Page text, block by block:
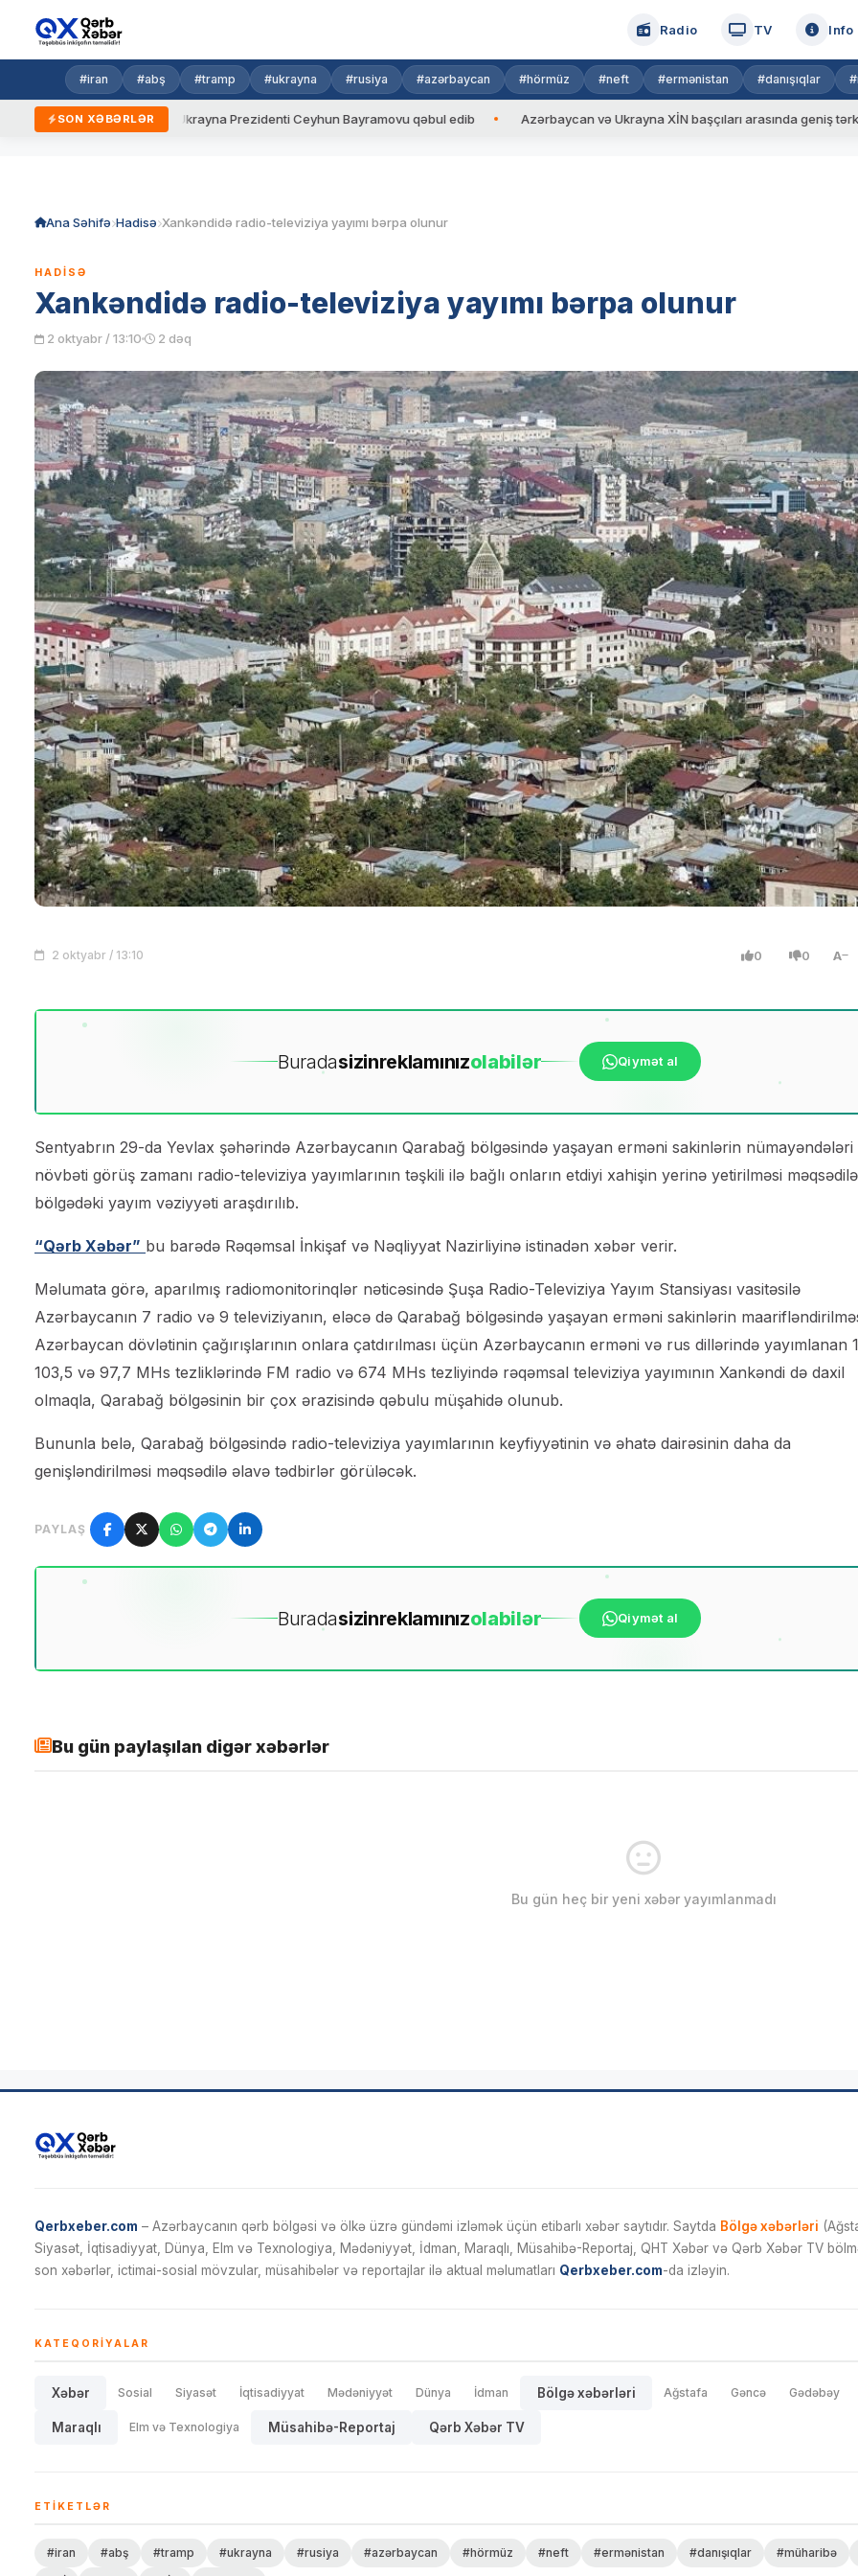
Radio TV Info
#iran #abş #tramp #ukrayna #rusiya #azərbaycan #hörmüz #neft #ermənistan #danışıqlar
SON XƏBƏRLƏR
yeni qaydalar Ukrayna Prezidenti Ceyhun Bayramovu qəbul edib Azərbaycan və Ukrayna XİN başçıları arasında geniş tərkibdə
Ana Səhifə Hadisə Xankəndidə radio-televiziya yayımı bərpa olunur
HADISƏ
Xankəndidə radio-televiziya yayımı bərpa olunur
2 oktyabr / 13:10 2 dəq
2 oktyabr / 13:10 0 0 A
Buradasizinreklamınızolabilər Qiymət al
Sentyabrın 29-da Yevlax şəhərində Azərbaycanın Qarabağ bölgəsində yaşayan erməni sakinlərin nümayəndələri
növbəti görüş zamanı radio-televiziya yayımlarının təşkili ilə bağlı onların etdiyi xahişin yerinə yetirilməsi məqsədilə
bölgədəki yayım vəziyyəti araşdırılıb.
“Qərb Xəbər” bu barədə Rəqəmsal İnkişaf və Nəqliyyat Nazirliyinə istinadən xəbər verir.
Məlumata görə, aparılmış radiomonitorinqlər nəticəsində Şuşa Radio-Televiziya Yayım Stansiyası vasitəsilə
Azərbaycanın 7 radio və 9 televiziyanın, eləcə də Qarabağ bölgəsində yaşayan erməni sakinlərin
Azərbaycan dövlətinin çağırışlarının onlara çatdırılması üçün Azərbaycanın erməni və rus dillərində yayımlanan
103,5 və 97,7 MHs tezliklərində FM radio və 674 MHs tezliyində rəqəmsal televiziya yayımının Xankəndi də daxil
olmaqla, Qarabağ bölgəsinin bir çox ərazisində qəbulu müşahidə olunub.
Bununla belə, Qarabağ bölgəsində radio-televiziya yayımlarının keyfiyyətinin və əhatə dairəsinin daha da
genişləndirilməsi məqsədilə əlavə tədbirlər görüləcək.
PAYLAŞ
Buradasizinreklamınızolabilər Qiymət al
Bu gün paylaşılan digər xəbərlər
Bu gün heç bir yeni xəbər yayımlanmadı
Qerbxeber.com – Azərbaycanın qərb bölgəsi və ölkə üzrə gündəmi izləmək üçün etibarlı xəbər saytıdır. Saytda Bölgə xəbərləri
Siyasət, İqtisadiyyat, Dünya, Elm və Texnologiya, Mədəniyyət, İdman, Maraqlı, Müsahibə-Reportaj, QHT Xəbər və Qərb Xəbər TV
son xəbərlər, ictimai-sosial mövzular, müsahibələr və reportajlar ilə aktual məlumatları Qerbxeber.com-da izləyin.
KATEQORIYALAR
Xəbər Sosial Siyasət İqtisadiyyat Mədəniyyət Dünya İdman Bölgə xəbərləri Ağstafa Gəncə Gədəbəy
Maraqlı Elm və Texnologiya Müsahibə-Reportaj Qərb Xəbər TV
ETIKETLƏR
#iran #abş #tramp #ukrayna #rusiya #azərbaycan #hörmüz #neft #ermənistan #danışıqlar #müharibə